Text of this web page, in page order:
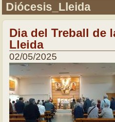
Diócesis_Lleida
Dia del Treball de
Lleida
02/05/2025